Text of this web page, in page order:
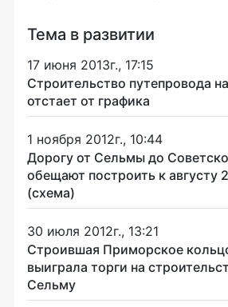
Тема в развитии
17 июня 2013г., 17:15
Строительство путепровода
отстает от графика
1 ноября 2012г., 10:44
Дорогу от Сельмы до
обещают построить к августу
(схема)
30 июля 2012г., 13:21
Строившая Приморское
выиграла торги на
Сельму